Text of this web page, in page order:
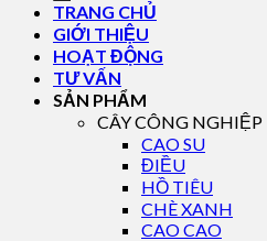
TRANG CHỦ
GIỚI THIỆU
HOẠT ĐỘNG
TƯ VẤN
SẢN PHẨM
CÂY CÔNG NGHIỆP
CAO SU
ĐIỀU
HỒ TIÊU
CHÈ XANH
CAO CAO